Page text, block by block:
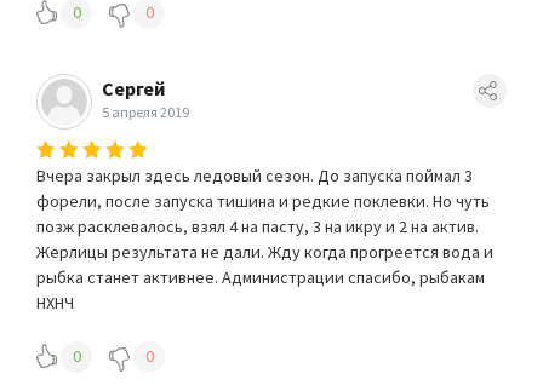
0 0
Сергей
5 апреля 2019
Вчера закрыл здесь ледовый сезон. До запуска поймал 3
форели, после запуска тишина и редкие поклевки. Но чуть
позж расклевалось, взял 4 на пасту, 3 на икру и 2 на актив.
Жерлицы результата не дали. Жду когда прогреется вода и
рыбка станет активнее. Администрации спасибо, рыбакам
НХНЧ
0 0